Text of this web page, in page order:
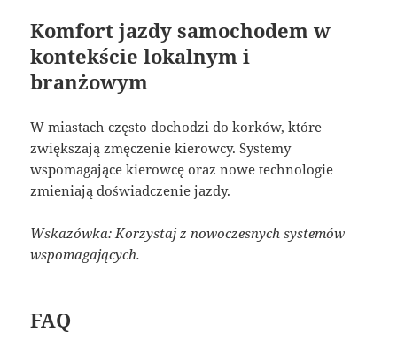
Komfort jazdy samochodem w
kontekście lokalnym i
branżowym
W miastach często dochodzi do korków, które
zwiększają zmęczenie kierowcy. Systemy
wspomagające kierowcę oraz nowe technologie
zmieniają doświadczenie jazdy.
Wskazówka: Korzystaj z nowoczesnych systemów
wspomagających.
FAQ